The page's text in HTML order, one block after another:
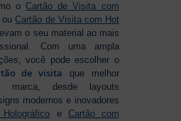
o Cartão de Visita com
ouCartão de Visita com Hot
o seu material ao mais
Com uma ampla
você pode escolher o
de visita que melhor
marca, desde layouts
modernos e inovadores
e Cartão com